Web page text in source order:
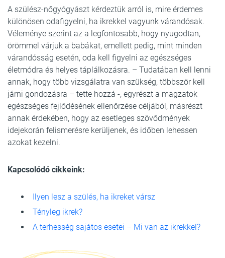
A szülész-nőgyógyászt kérdeztük arról is, mire érdemes
különösen odafigyelni, ha ikrekkel vagyunk várandósak.
Véleménye szerint az a legfontosabb, hogy nyugodtan,
örömmel várjuk a babákat, emellett pedig, mint minden
várandósság esetén, oda kell figyelni az egészséges
életmódra és helyes táplálkozásra. – Tudatában kell lenni
annak, hogy több vizsgálatra van szükség, többször kell
járni gondozásra – tette hozzá -, egyrészt a magzatok
egészséges fejlődésének ellenőrzése céljából, másrészt
annak érdekében, hogy az esetleges szövődmények
idejekorán felismerésre kerüljenek, és időben lehessen
azokat kezelni.
Kapcsolódó cikkeink:
Ilyen lesz a szülés, ha ikreket vársz
Tényleg ikrek?
A terhesség sajátos esetei – Mi van az ikrekkel?